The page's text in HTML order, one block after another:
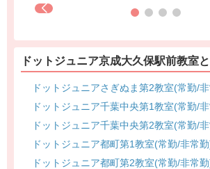
ドットジュニア京成大久保駅前教室
ドットジュニアさぎぬま第2教室(常勤/
ドットジュニア千葉中央第1教室(常勤/
ドットジュニア千葉中央第2教室(常勤/
ドットジュニア都町第1教室(常勤/非常
ドットジュニア都町第2教室(常勤/非常